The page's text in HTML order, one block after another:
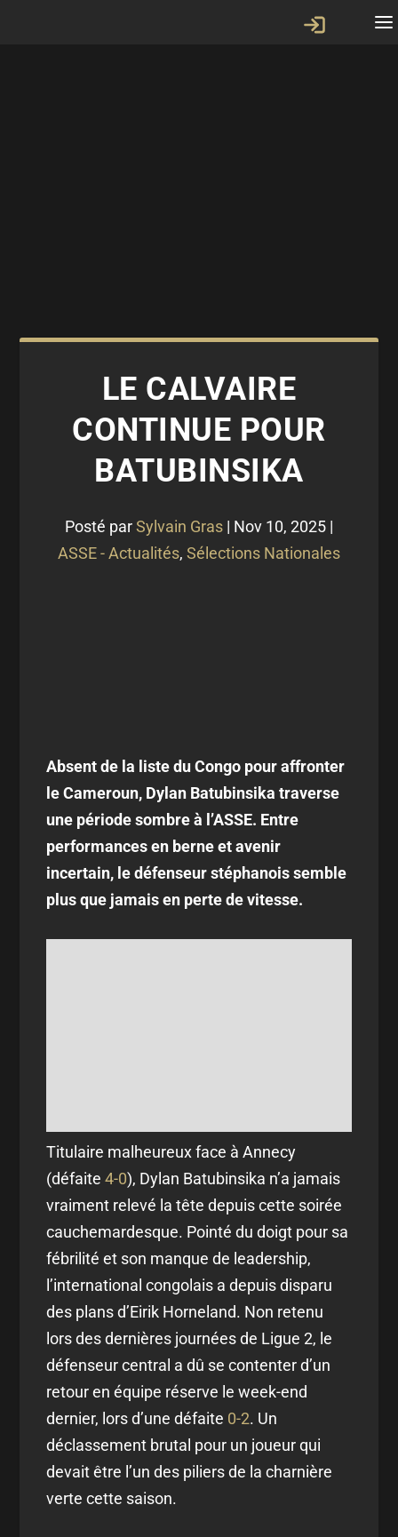
LE CALVAIRE
CONTINUE POUR
BATUBINSIKA
Posté parSylvain Gras | Nov 10, 2025 |
ASSE - Actualités, Sélections Nationales
Absent de la liste du Congo pour affronter
le Cameroun, Dylan Batubinsika traverse
une période sombre à l’ASSE. Entre
performances en berne et avenir
incertain, le défenseur stéphanois semble
plus que jamais en perte de vitesse.
Titulaire malheureux face à Annecy
(défaite4-0), Dylan Batubinsika n’a jamais
vraiment relevé la tête depuis cette soirée
cauchemardesque. Pointé du doigt pour sa
fébrilité et son manque de leadership,
l’international congolais a depuis disparu
des plans d’Eirik Horneland. Non retenu
lors des dernières journées de Ligue 2, le
défenseur central a dû se contenter d’un
retour en équipe réserve le week-end
dernier, lors d’une défaite 0-2. Un
déclassement brutal pour un joueur qui
devait être l’un des piliers de la charnière
verte cette saison.